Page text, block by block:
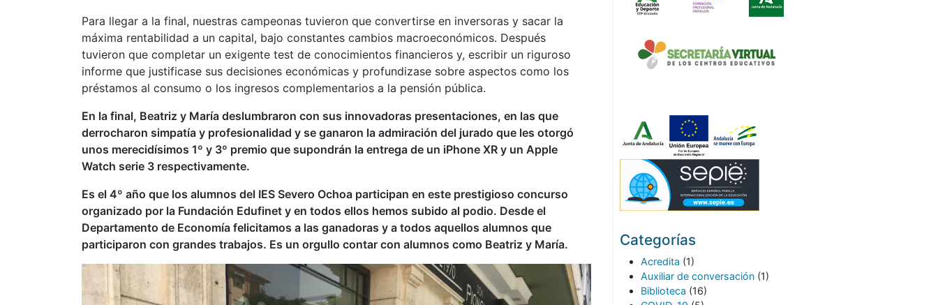
Para llegar a la final, nuestras campeonas tuvieron que convertirse en inversoras y sacar la
máxima rentabilidad a un capital, bajo constantes cambios macroeconómicos. Después
tuvieron que completar un exigente test de conocimientos financieros y, escribir un riguroso
informe que justificase sus decisiones económicas y profundizase sobre aspectos como los
préstamos al consumo o los ingresos complementarios a la pensión pública.
En la final, Beatriz y María deslumbraron con sus innovadoras presentaciones, en las que
derrocharon simpatía y profesionalidad y se ganaron la admiración del jurado que les otorgó
unos merecidísimos 1º y 3º premio que supondrán la entrega de un iPhone XR y un Apple
Watch serie 3 respectivamente.
Es el 4º año que los alumnos del IES Severo Ochoa participan en este prestigioso concurso
organizado por la Fundación Edufinet y en todos ellos hemos subido al podio. Desde el
Departamento de Economía felicitamos a las ganadoras y a todos aquellos alumnos que
participaron con grandes trabajos. Es un orgullo contar con alumnos como Beatriz y María.
Categorías
Acredita (1)
Auxiliar de conversación (1)
Biblioteca (16)